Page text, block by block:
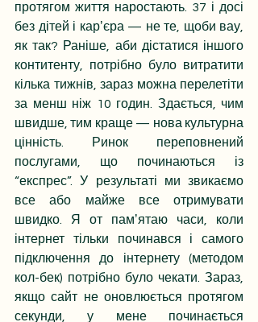
протягом життя наростають. 37 і досі
без дітей і карʼєра — не те, щоби вау,
як так? Раніше, аби дістатися іншого
контитенту, потрібно було витратити
кілька тижнів, зараз можна перелетіти
за менш ніж 10 годин. Здається, чим
швидше, тим краще — нова культурна
цінність. Ринок переповнений
послугами, що починаються із
“експрес”. У результаті ми звикаємо
все або майже все отримувати
швидко. Я от памʼятаю часи, коли
інтернет тільки починався і самого
підключення до інтернету (методом
кол-бек) потрібно було чекати. Зараз,
якщо сайт не оновлюється протягом
секунди, у мене починається